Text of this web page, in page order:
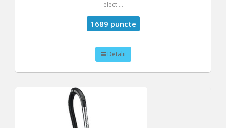
elect ...
1689 puncte
Detalii